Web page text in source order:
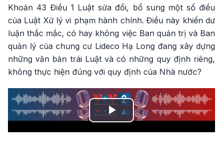
Khoản 43 Điều 1 Luật sửa đổi, bổ sung một số điều
của Luật Xử lý vi phạm hành chính. Điều này khiến dư
luận thắc mắc, có hay không việc Ban quản trị và Ban
quản lý của chung cư Lideco Hạ Long đang xây dựng
những văn bản trái Luật và có những quy định riêng,
không thực hiện đúng với quy định của Nhà nước?
Play